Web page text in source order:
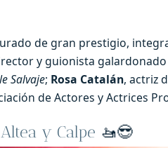
de gran prestigio,
y guionista
Salvaje; Rosa Catalán, actriz
de Actores y Actrices
y Calpe 🚤😎